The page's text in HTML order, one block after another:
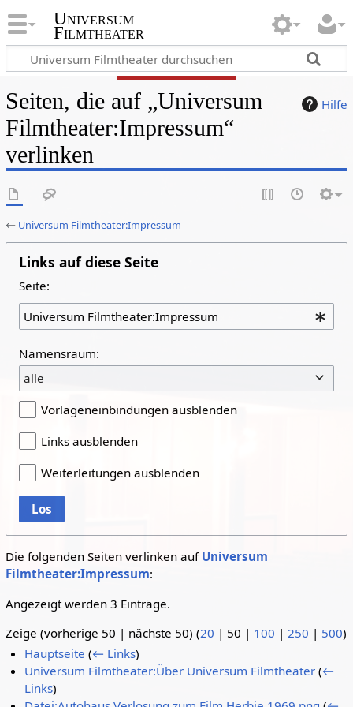
Universum
Filmtheater
Hilfe
Seiten, die auf „Universum
Filmtheater:Impressum“
verlinken
← Universum Filmtheater:Impressum
Links auf diese Seite
Seite:
Namensraum:
alle
Vorlageneinbindungen ausblenden
Links ausblenden
Weiterleitungen ausblenden
Los
Die folgenden Seiten verlinken auf Universum
Filmtheater:Impressum:
Angezeigt werden 3 Einträge.
Zeige (vorherige 50 | nächste 50) (20 | 50 | 100 | 250 | 500)
Hauptseite (← Links)
Universum Filmtheater:Über Universum Filmtheater (←
Links)